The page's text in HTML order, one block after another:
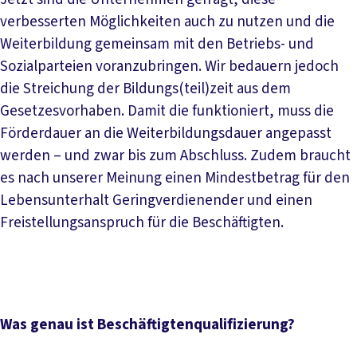
verbesserten Möglichkeiten auch zu nutzen und die
Weiterbildung gemeinsam mit den Betriebs- und
Sozialparteien voranzubringen. Wir bedauern jedoch
die Streichung der Bildungs(teil)zeit aus dem
Gesetzesvorhaben. Damit die funktioniert, muss die
Förderdauer an die Weiterbildungsdauer angepasst
werden – und zwar bis zum Abschluss. Zudem braucht
es nach unserer Meinung einen Mindestbetrag für den
Lebensunterhalt Geringverdienender und einen
Freistellungsanspruch für die Beschäftigten.
Was genau ist Beschäftigtenqualifizierung?